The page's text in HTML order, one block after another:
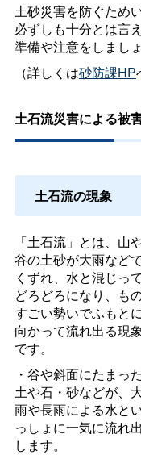
土砂災害を防ぐため
必ずしも十分とは言
準備や注意をしましょ
（詳しくは砂防課HP
土石流災害による被
土石流の現象
「土石流」とは、山
谷の土砂が大雨など
くずれ、水と混じって
どろどろになり、も
すごい勢いでふもと
向かって流れ出る現
です。
・谷や斜面にたまった
土や石・砂などが、
雨や長雨による水と
っしょに一気に流れ出
します。